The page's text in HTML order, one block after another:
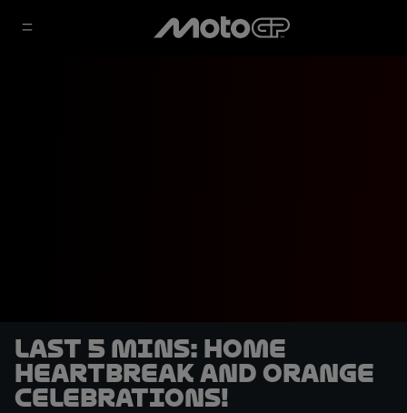
LAST 5 MINS: Home
heartbreak and orange
celebrations!